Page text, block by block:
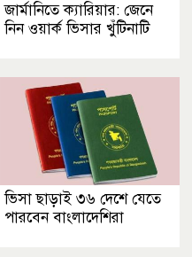
জার্মানিতে ক্যারিয়ার: জেনে
নিন ওয়ার্ক ভিসার খুঁটিনাটি
ভিসা ছাড়াই ৩৬ দেশে যেতে
পারবেন বাংলাদেশিরা